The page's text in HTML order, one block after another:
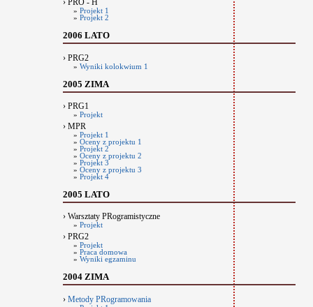
› PRO - H
» Projekt 1
» Projekt 2
2006 LATO
› PRG2
» Wyniki kolokwium 1
2005 ZIMA
› PRG1
» Projekt
› MPR
» Projekt 1
» Oceny z projektu 1
» Projekt 2
» Oceny z projektu 2
» Projekt 3
» Oceny z projektu 3
» Projekt 4
2005 LATO
› Warsztaty PRogramistyczne
» Projekt
› PRG2
» Projekt
» Praca domowa
» Wyniki egzaminu
2004 ZIMA
› Metody PRogramowania